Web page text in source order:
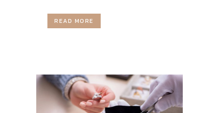
READ MORE